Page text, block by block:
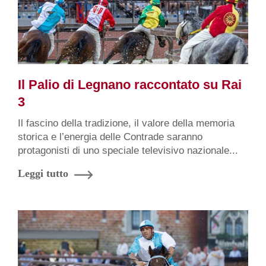
Il Palio di Legnano raccontato su Rai
3
Il fascino della tradizione, il valore della memoria
storica e l’energia delle Contrade saranno
protagonisti di uno speciale televisivo nazionale...
Leggi tutto